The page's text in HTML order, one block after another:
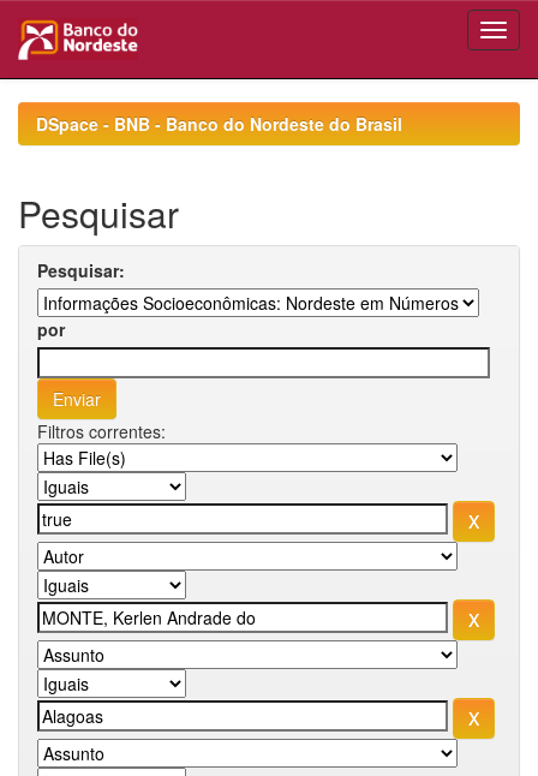
navigationDSpace - BNB - Banco do Nordeste do Brasil
Pesquisar
Pesquisar:
por
Filtros correntes: